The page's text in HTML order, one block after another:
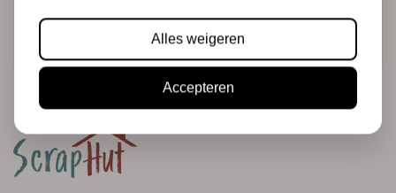
Alles weigeren
Accepteren